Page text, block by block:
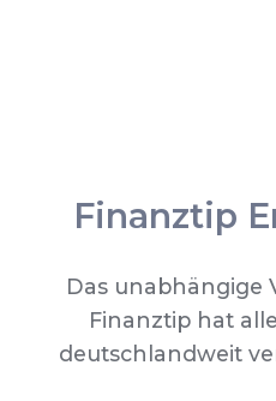
Finanztip
Das unabhängige
Finanztip hat
deutschlandweit